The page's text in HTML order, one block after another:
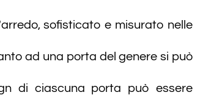
sofisticato e misurato nelle
ad una porta del genere si può
di ciascuna porta può essere